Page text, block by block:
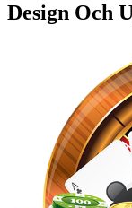
Design Och